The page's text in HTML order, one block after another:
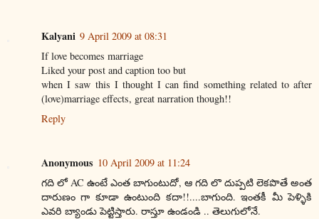
Kalyani 9 April 2009 at 08:31
If love becomes marriage
Liked your post and caption too but
when I saw this I thought I can find something related to after
(love)marriage effects, great narration though!!
Reply
Anonymous 10 April 2009 at 11:24
గది లో AC ఉంటే ఎంత బాగుంటుదో, ఆ గది లొ దుప్పటి లెకపొతే అంత
దారుణం గా కూడా ఉంటుంది కదా!!....బాగుంది. ఇంతకీ మీ పెళ్ళికి
ఎవరి బ్యాండు పెట్టిస్తారు. రాస్తూ ఉండండి .. తెలుగులోనే.